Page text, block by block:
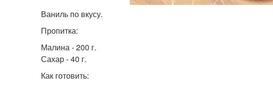
Ваниль по вкусу.
Пропитка:
Малина - 200 г.
Сахар - 40 г.
Как готовить: